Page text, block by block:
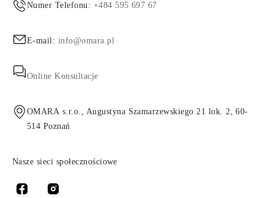
Numer Telefonu: +484 595 697 67
E-mail: info@omara.pl
Online Konsultacje
OMARA s.r.o., Augustyna Szamarzewskiego 21 lok. 2, 60-
514 Poznań
Nasze sieci społecznościowe